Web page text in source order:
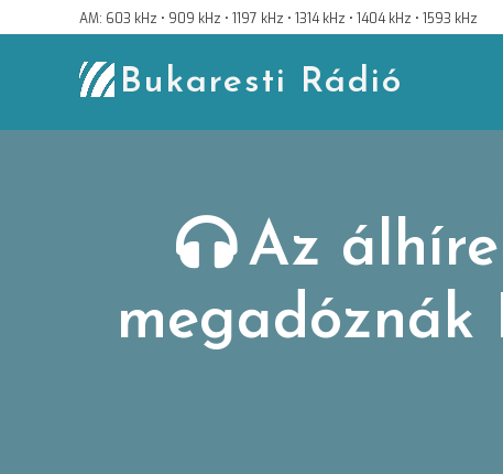
to
AM: 603 kHz • 909 kHz • 1197 kHz • 1314 kHz • 1404 kHz • 1593 kHz
Bukaresti Rádió
Az
megadóznák